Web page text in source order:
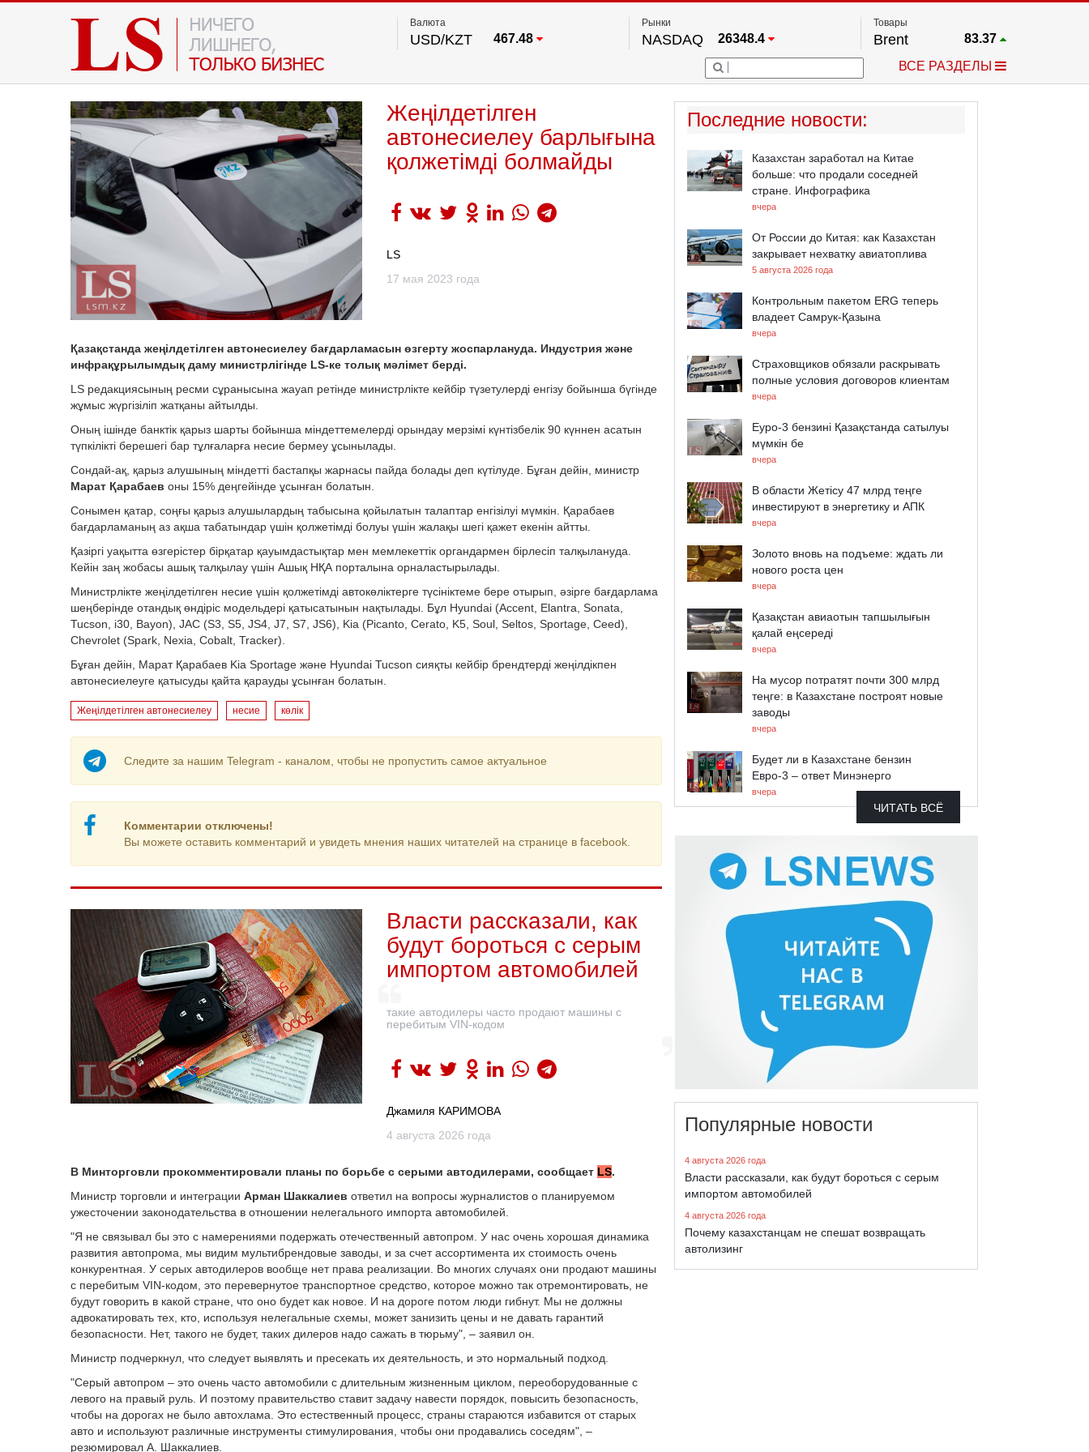
Валюта
USD/KZT 467.48
Рынки
NASDAQ 26348.4
FTSE 100 67.17
53885.1
S&P 500
NYSE 24484.1
Товары
Brent 83.37
Платина
2.624
ВСЕ РАЗДЕЛЫ
Жеңілдетілген
автонесиелеу барлығына
қолжетімді болмайды
LS
17 мая 2023 года
Қазақстанда жеңілдетілген автонесиелеу бағдарламасын өзгерту жоспарлануда. Индустрия және
инфрақұрылымдық даму министрлігінде LS-ке толық мәлімет берді.
LS редакциясының ресми сұранысына жауап ретінде министрлiкте кейбір түзетулерді енгізу бойынша бүгінде
жұмыс жүргізілiп жатқаны айтылды.
Оның ішінде банктік қарыз шарты бойынша міндеттемелерді орындау мерзімі күнтізбелік 90 күннен асатын
түпкілікті берешегі бар тұлғаларға несие бермеу ұсынылады.
Сондай-ақ, қарыз алушының міндетті бастапқы жарнасы пайда болады деп күтілуде. Бұған дейін, министр
Марат Қарабаев оны 15% деңгейінде ұсынған болатын.
Сонымен қатар, соңғы қарыз алушылардың табысына қойылатын талаптар енгізілуi мүмкін. Қарабаев
бағдарламаның аз ақша табатындар үшін қолжетімді болуы үшін жалақы шегі қажет екенін айтты.
Қазіргі уақытта өзгерістер бірқатар қауымдастықтар мен мемлекеттік органдармен бірлесіп талқылануда.
Кейін заң жобасы ашық талқылау үшін Ашық НҚА порталына орналастырылады.
Министрлікте жеңілдетілген несие үшін қолжетімді автокөліктерге түсініктеме бере отырып, әзірге бағдарлама
шеңберінде отандық өндіріс модельдері қатысатынын нақтылады. Бұл Hyundai (Accent, Elantra, Sonata,
Tucson, i30, Bayon), JAC (S3, S5, JS4, J7, S7, JS6), Kia (Picanto, Cerato, K5, Soul, Seltos, Sportage, Ceed),
Chevrolet (Spark, Nexia, Cobalt, Tracker).
Бұған дейін, Марат Қарабаев Kia Sportage және Hyundai Tucson сияқты кейбір брендтерді жеңілдікпен
автонесиелеуге қатысуды қайта қарауды ұсынған болатын.
Жеңілдетілген автонесиелеу несие көлік
Следите за нашим Telegram - каналом, чтобы не пропустить самое актуальное
Комментарии отключены!
Вы можете оставить комментарий и увидеть мнения наших читателей на странице в facebook.
Власти рассказали, как
будут бороться с серым
импортом автомобилей
такие автодилеры часто продают машины с
перебитым VIN-кодом
Джамиля КАРИМОВА
4 августа 2026 года
В Минторговли прокомментировали планы по борьбе с серыми автодилерами, сообщает LS.
Министр торговли и интеграции Арман Шаккалиев ответил на вопросы журналистов о планируемом
ужесточении законодательства в отношении нелегального импорта автомобилей.
"Я не связывал бы это с намерениями подержать отечественный автопром. У нас очень хорошая динамика
развития автопрома, мы видим мультибрендовые заводы, и за счет ассортимента их стоимость очень
конкурентная. У серых автодилеров вообще нет права реализации. Во многих случаях они продают машины
с перебитым VIN-кодом, это перевернутое транспортное средство, которое можно так отремонтировать, не
будут говорить в какой стране, что оно будет как новое. И на дороге потом люди гибнут. Мы не должны
адвокатировать тех, кто, используя нелегальные схемы, может занизить цены и не давать гарантий
безопасности. Нет, такого не будет, таких дилеров надо сажать в тюрьму", – заявил он.
Министр подчеркнул, что следует выявлять и пресекать их деятельность, и это нормальный подход.
"Серый автопром – это очень часто автомобили с длительным жизненным циклом, переоборудованные с
левого на правый руль. И поэтому правительство ставит задачу навести порядок, повысить безопасность,
чтобы на дорогах не было автохлама. Это естественный процесс, страны стараются избавится от старых
авто и используют различные инструменты стимулирования, чтобы они продавались соседям", –
резюмировал А. Шаккалиев.
Последние новости:
Казахстан заработал на Китае
больше: что продали соседней
стране. Инфографика
вчера
От России до Китая: как Казахстан
закрывает нехватку авиатоплива
5 августа 2026 года
Контрольным пакетом ERG теперь
владеет Самрук-Қазына
вчера
Страховщиков обязали раскрывать
полные условия договоров клиентам
вчера
Еуро-3 бензині Қазақстанда сатылуы
мүмкін бе
вчера
В области Жетісу 47 млрд теңге
инвестируют в энергетику и АПК
вчера
Золото вновь на подъеме: ждать ли
нового роста цен
вчера
Қазақстан авиаотын тапшылығын
қалай еңсереді
вчера
На мусор потратят почти 300 млрд
теңге: в Казахстане построят новые
заводы
вчера
Будет ли в Казахстане бензин
Евро-3 – ответ Минэнерго
вчера
ЧИТАТЬ ВСЁ
Популярные новости
4 августа 2026 года
Власти рассказали, как будут бороться с серым
импортом автомобилей
4 августа 2026 года
Почему казахстанцам не спешат возвращать
автолизинг